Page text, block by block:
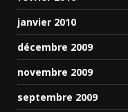
janvier 2010
décembre 2009
novembre 2009
septembre 2009